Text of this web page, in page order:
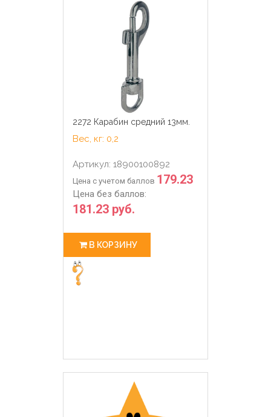
2272 Карабин средний 13мм.
Вес, кг: 0,2
Артикул: 18900100892
Цена с учетом баллов 179.23
Цена без баллов:
181.23 руб.
В КОРЗИНУ